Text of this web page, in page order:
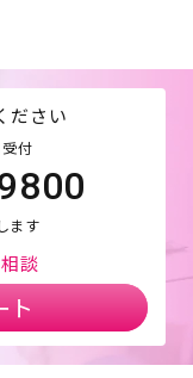
ださい
付
ます
談
ト